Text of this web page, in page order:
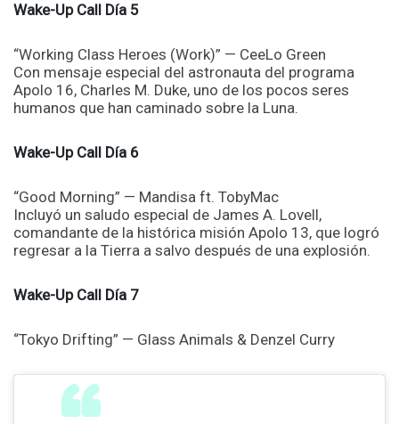
Wake-Up Call Día 5
“Working Class Heroes (Work)” — CeeLo Green
Con mensaje especial del astronauta del programa
Apolo 16, Charles M. Duke, uno de los pocos seres
humanos que han caminado sobre la Luna.
Wake-Up Call Día 6
“Good Morning” — Mandisa ft. TobyMac
Incluyó un saludo especial de James A. Lovell,
comandante de la histórica misión Apolo 13, que logró
regresar a la Tierra a salvo después de una explosión.
Wake-Up Call Día 7
“Tokyo Drifting” — Glass Animals & Denzel Curry